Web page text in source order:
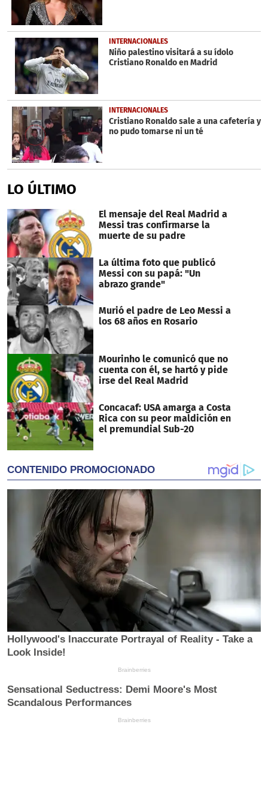
INTERNACIONALES
Niño palestino visitará a su ídolo
Cristiano Ronaldo en Madrid
INTERNACIONALES
Cristiano Ronaldo sale a una cafetería y
no pudo tomarse ni un té
LO ÚLTIMO
El mensaje del Real Madrid a
Messi tras confirmarse la
muerte de su padre
La última foto que publicó
Messi con su papá: "Un
abrazo grande"
Murió el padre de Leo Messi a
los 68 años en Rosario
Mourinho le comunicó que no
cuenta con él, se hartó y pide
irse del Real Madrid
Concacaf: USA amarga a Costa
Rica con su peor maldición en
el premundial Sub-20